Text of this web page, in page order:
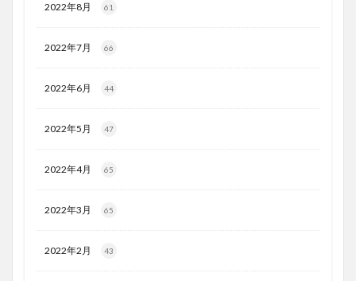
2022年8月 61
2022年7月 66
2022年6月 44
2022年5月 47
2022年4月 65
2022年3月 65
2022年2月 43